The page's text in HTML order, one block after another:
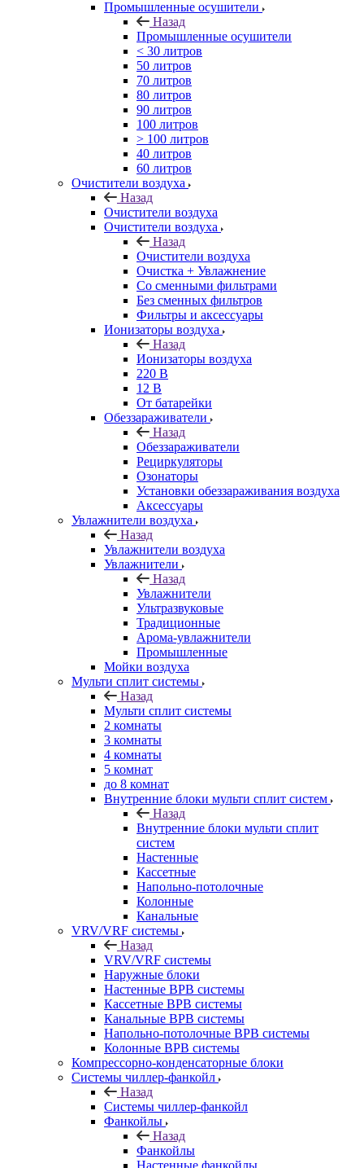
Промышленные осушители
Назад
Промышленные осушители
< 30 литров
50 литров
70 литров
80 литров
90 литров
100 литров
> 100 литров
40 литров
60 литров
Очистители воздуха
Назад
Очистители воздуха
Очистители воздуха
Назад
Очистители воздуха
Очистка + Увлажнение
Cо сменными фильтрами
Без сменных фильтров
Фильтры и аксессуары
Ионизаторы воздуха
Назад
Ионизаторы воздуха
220 В
12 В
От батарейки
Обеззараживатели
Назад
Обеззараживатели
Рециркуляторы
Озонаторы
Установки обеззараживания воздуха
Аксессуары
Увлажнители воздуха
Назад
Увлажнители воздуха
Увлажнители
Назад
Увлажнители
Ультразвуковые
Традиционные
Арома-увлажнители
Промышленные
Мойки воздуха
Мульти сплит системы
Назад
Мульти сплит системы
2 комнаты
3 комнаты
4 комнаты
5 комнат
до 8 комнат
Внутренние блоки мульти сплит систем
Назад
Внутренние блоки мульти сплит
систем
Настенные
Кассетные
Напольно-потолочные
Колонные
Канальные
VRV/VRF системы
Назад
VRV/VRF системы
Наружные блоки
Настенные ВРВ системы
Кассетные ВРВ системы
Канальные ВРВ системы
Напольно-потолочные ВРВ системы
Колонные ВРВ системы
Компрессорно-конденсаторные блоки
Системы чиллер-фанкойл
Назад
Системы чиллер-фанкойл
Фанкойлы
Назад
Фанкойлы
Настенные фанкойлы